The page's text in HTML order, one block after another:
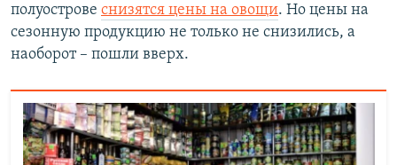
полуострове снизятся цены на овощи. Но цены на
сезонную продукцию не только не снизились, а
наоборот – пошли вверх.